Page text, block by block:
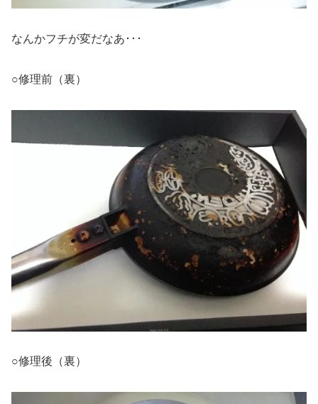
なんかフチが変だなあ･･･
○修理前（裏）
○修理後（裏）